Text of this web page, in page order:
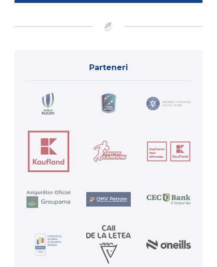
Parteneri